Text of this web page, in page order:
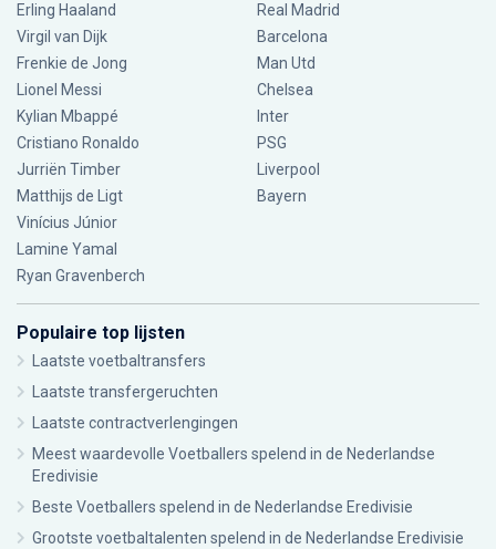
Erling Haaland
Virgil van Dijk
Frenkie de Jong
Lionel Messi
Kylian Mbappé
Cristiano Ronaldo
Jurriën Timber
Matthijs de Ligt
Vinícius Júnior
Lamine Yamal
Ryan Gravenberch
Real Madrid
Barcelona
Man Utd
Chelsea
Inter
PSG
Liverpool
Bayern
Populaire top lijsten
Laatste voetbaltransfers
Laatste transfergeruchten
Laatste contractverlengingen
Meest waardevolle Voetballers spelend in de Nederlandse
Eredivisie
Beste Voetballers spelend in de Nederlandse Eredivisie
Grootste voetbaltalenten spelend in de Nederlandse Eredivisie